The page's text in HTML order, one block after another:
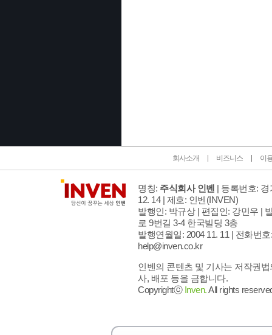
회사소개 비즈니스 이
명칭: 주식회사 인벤 | 등록번호:
12. 14 | 제호: 인벤(INVEN)
발행인: 박규상 | 편집인: 강민우 |
로 9번길 3-4 한국빌딩 3층
발행연월일: 2004 11. 11 | 전화번호
help@inven.co.kr
인벤의 콘텐츠 및 기사는 저작권
사, 배포 등을 금합니다.
Copyrightⓒ Inven.All rights